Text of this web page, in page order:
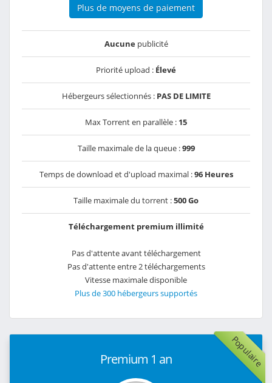
Plus de moyens de paiement
Aucunepublicité
Priorité upload : Élevé
Hébergeurs sélectionnés : PAS DE LIMITE
Max Torrent en parallèle : 15
Taille maximale de la queue :999
Temps de download et d'upload maximal :96 Heures
Taille maximale du torrent :500 Go
Téléchargement premium illimité
Pas d'attente avant téléchargement
Pas d'attente entre 2 téléchargements
Vitesse maximale disponible
Plus de 300 hébergeurs supportés
Populaire
Premium 1 an